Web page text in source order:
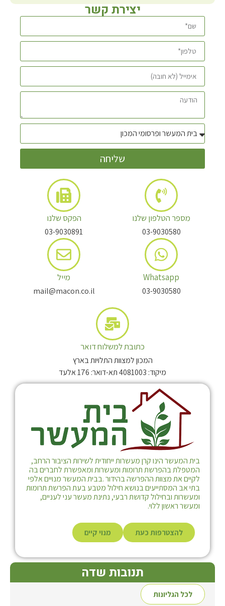
יצירת קשר
שליחה
מספר הטלפון שלנו
03-9030580
Whatsapp
03-9030580
הפקס שלנו
03-9030891
מייל
mail@macon.co.il
כתובת למשלוח דואר
המכון למצוות התלויות בארץ
מיקוד: 4081003 תא-דואר: 176 אלעד
בית המעשר הינו קרן מעשרות ייחודית לשירות הציבור הרחב,
המטפלת בהפרשת תרומות ומעשרות ומאפשרת לחברים בה
לקיים את מצוות ההפרשה בהידור .בבית המעשר מנויים אלפי
בתי אב המסתייעים בנושא חילול מטבע בעת הפרשת תרומות
ומעשרות ובחילול קדושת רבעי, נתינת מעשר עני לעניים,
ומעשר ראשון ללוי.
להצטרפות כעת מנוי קיים
תנובות שדה
לכל הגליונות